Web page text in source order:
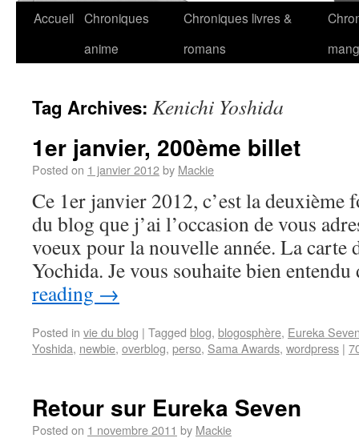
Accueil Chroniques
anime
Chroniques livres &
romans
Tag Archives: Kenichi Yoshida
1er janvier, 200ème billet
Posted on 1 janvier 2012by Mackie
Ce 1er janvier 2012, c’est la deuxième
du blog que j’ai l’occasion de vous
voeux pour la nouvelle année. La carte
Yochida. Je vous souhaite bien
reading →
Posted in vie du blog | Tagged blog, blogosphère, Eureka
Yoshida, newbie, overblog, perso, Sama Awards, wordpress |
Retour sur Eureka Seven
Posted on 1 novembre 2011 by Mackie